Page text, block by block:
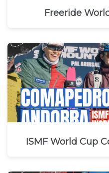
Freeride
ISMF World Cup